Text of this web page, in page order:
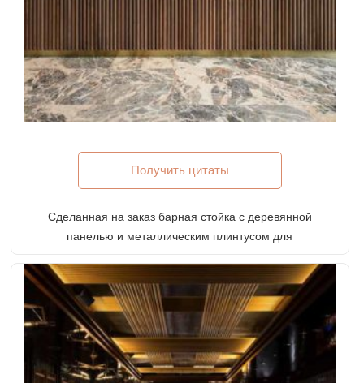
Получить цитаты
Сделанная на заказ барная стойка с деревянной
панелью и металлическим плинтусом для